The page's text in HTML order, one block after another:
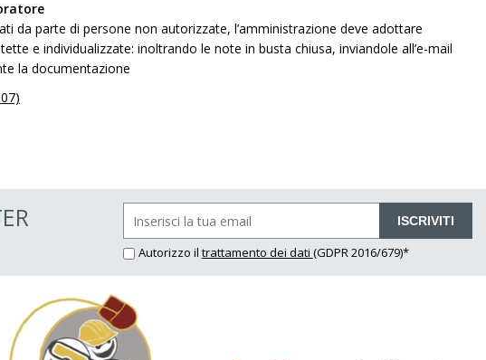
da parte di persone non autorizzate, l’amministrazione deve adottare
e individualizzate: inoltrando le note in busta chiusa, inviandole all’e-mail
la documentazione
ISCRIVITI
Autorizzo il trattamento dei dati (GDPR 2016/679)*